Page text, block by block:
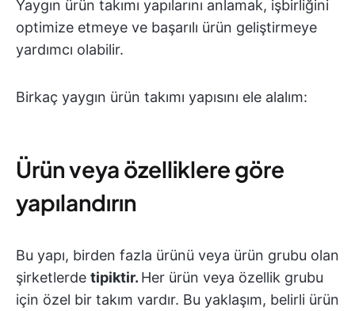
Yaygın ürün takımı yapılarını anlamak, işbirliğini
optimize etmeye ve başarılı ürün geliştirmeye
yardımcı olabilir.
Birkaç yaygın ürün takımı yapısını ele alalım:
Ürün veya özelliklere göre
yapılandırın
Bu yapı, birden fazla ürünü veya ürün grubu olan
şirketlerde tipiktir. Her ürün veya özellik grubu
için özel bir takım vardır. Bu yaklaşım, belirli ürün